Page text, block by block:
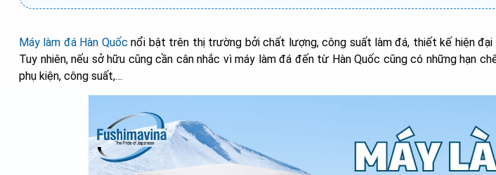
Máy làm đá Hàn Quốc nổi bật trên thị trường bởi chất lượng, công suất làm đá, thiết kế hiện
Tuy nhiên, nếu sở hữu cũng cần cân nhắc vì máy làm đá đến từ Hàn Quốc cũng có những hạn
phụ kiện, công suất,…